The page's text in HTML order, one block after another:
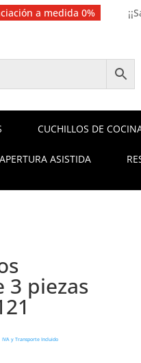
a medida 0%
CUCHILLOS DE
ASISTIDA
3 piezas
IVA y Transporte Incluido